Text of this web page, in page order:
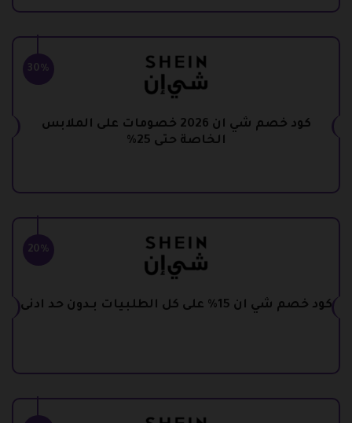
30%
كود خصم شي ان 2026 خصومات على الملابس
الخاصة حتى 25%
20%
كود خصم شي ان 15% على كل الطلبيات بـدون حد ادنى